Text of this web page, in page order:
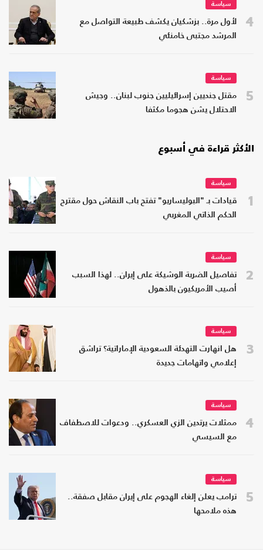
4
سياسة
لأول مرة.. بزشكيان يكشف طبيعة التواصل مع
المرشد مجتبى خامنئي
5
سياسة
مقتل جنديين إسرائيليين جنوب لبنان.. وجيش
الاحتلال يشن هجوما مكثفا
الأكثر قراءة في أسبوع
1
سياسة
قيادات بـ "البوليساريو" تفتح باب النقاش حول مقترح
الحكم الذاتي المغربي
2
سياسة
تفاصيل الضربة الوشيكة على إيران.. لهذا السبب
أصيب الأمريكيون بالذهول
3
سياسة
هل انهارت التهدئة السعودية الإماراتية؟ تراشق
إعلامي واتهامات جديدة
4
سياسة
ممثلات يرتدين الزي العسكري.. ودعوات للاصطفاف
مع السيسي
5
سياسة
ترامب يعلن إلغاء الهجوم على إيران مقابل صفقة..
هذه ملامحها